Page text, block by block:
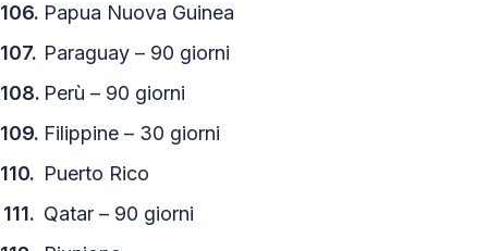
Papua Nuova Guinea
Paraguay – 90 giorni
Perù – 90 giorni
Filippine – 30 giorni
Puerto Rico
Qatar – 90 giorni